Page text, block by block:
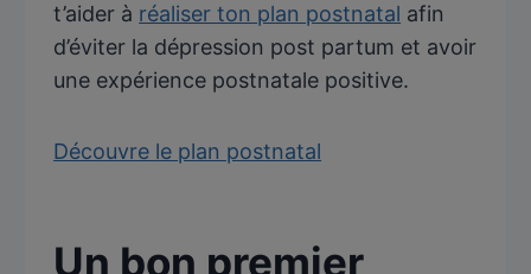
t’aider à réaliser ton plan postnatal afin
d’éviter la dépression post partum et avoir
une expérience postnatale positive.
Découvre le plan postnatal
Un bon premier